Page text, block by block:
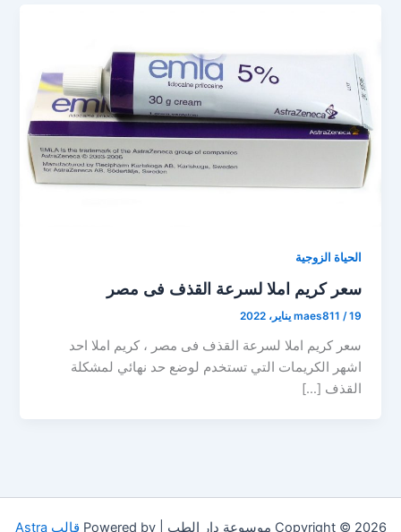
الحياة الزوجية
سعر كريم املا لسرعة القذف فى مصر
maes811 /19 يناير، 2022
سعر كريم املا لسرعة القذف فى مصر ، كريم املا احد
اشهر الكريمات التي تستخدم لوضع حد نهائي لمشكلة
القذف […]
Copyright © 2026 موسوعة دار الطب | Powered by قالب Astra